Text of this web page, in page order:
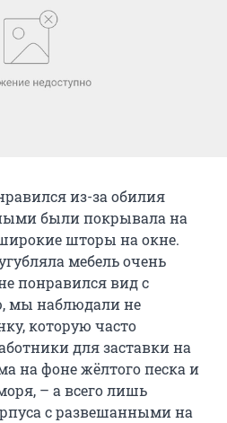
из-за обилия
были покрывала на
шторы на окне.
мебель очень
понравился вид с
мы наблюдали не
которую часто
для заставки на
на фоне жёлтого песка и
– а всего лишь
с развешанными на